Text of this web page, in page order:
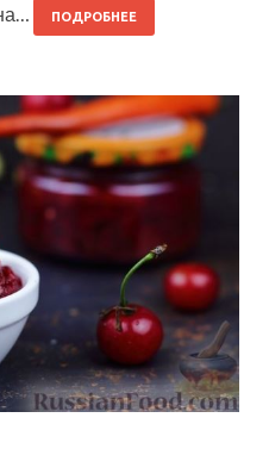
ПОДРОБНЕЕ